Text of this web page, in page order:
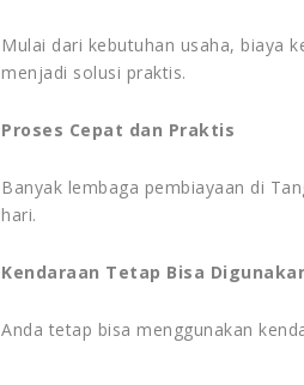
Mulai dari kebutuhan usaha, biaya
menjadi solusi praktis.
Proses Cepat dan Praktis
Banyak lembaga pembiayaan di
hari.
Kendaraan Tetap Bisa
Anda tetap bisa menggunakan